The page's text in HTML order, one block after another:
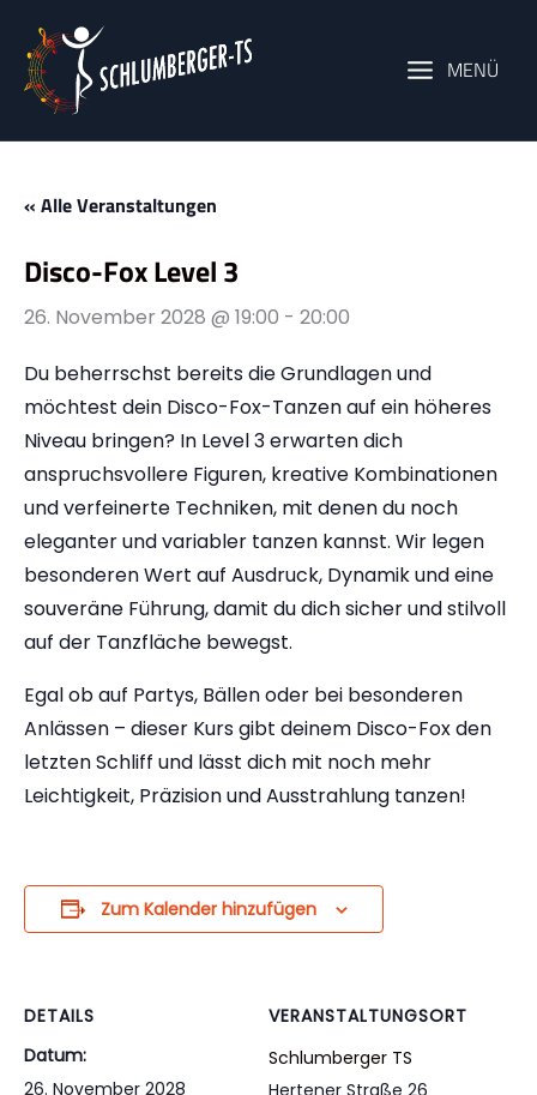
Inhalt
springen
MENÜ
« Alle Veranstaltungen
Disco-Fox Level 3
26. November 2028 @ 19:00 - 20:00
Du beherrschst bereits die Grundlagen und
möchtest dein Disco-Fox-Tanzen auf ein höheres
Niveau bringen? In Level 3 erwarten dich
anspruchsvollere Figuren, kreative Kombinationen
und verfeinerte Techniken, mit denen du noch
eleganter und variabler tanzen kannst. Wir legen
besonderen Wert auf Ausdruck, Dynamik und eine
souveräne Führung, damit du dich sicher und stilvoll
auf der Tanzfläche bewegst.
Egal ob auf Partys, Bällen oder bei besonderen
Anlässen – dieser Kurs gibt deinem Disco-Fox den
letzten Schliff und lässt dich mit noch mehr
Leichtigkeit, Präzision und Ausstrahlung tanzen!
Zum Kalender hinzufügen
DETAILS
Datum:
26. November 2028
VERANSTALTUNGSORT
Schlumberger TS